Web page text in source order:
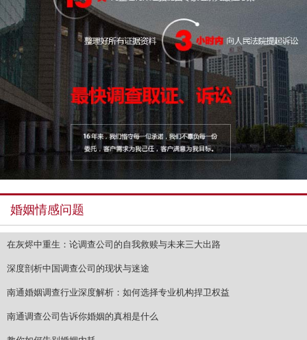
婚姻情感问题
在灰烬中重生：论调查公司的自我救赎与未来三大出路
深度剖析中国调查公司的现状与迷途
南通婚姻调查行业深度解析：如何选择专业机构捍卫权益
南通调查公司告诉你婚姻的真相是什么